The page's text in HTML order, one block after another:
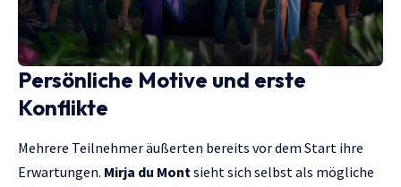
Persönliche Motive und erste
Konflikte
Mehrere Teilnehmer äußerten bereits vor dem Start ihre
Erwartungen. Mirja du Mont sieht sich selbst als mögliche